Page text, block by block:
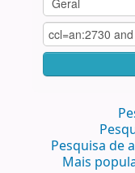
Pesquisa de
Mais